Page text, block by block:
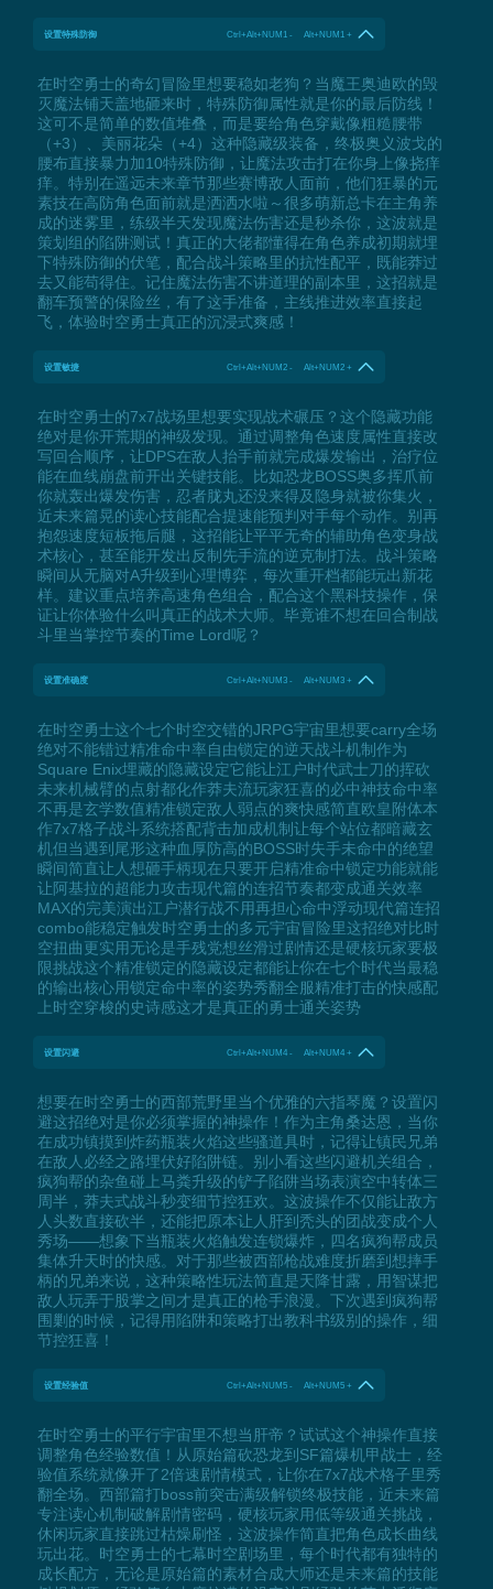
设置特殊防御 Ctrl+Alt+NUM1 - Alt+NUM1 +
在时空勇士的奇幻冒险里想要稳如老狗？当魔王奥迪欧的毁
灭魔法铺天盖地砸来时，特殊防御属性就是你的最后防线！
这可不是简单的数值堆叠，而是要给角色穿戴像粗糙腰带
（+3）、美丽花朵（+4）这种隐藏级装备，终极奥义波戈的
腰布直接暴力加10特殊防御，让魔法攻击打在你身上像挠痒
痒。特别在遥远未来章节那些赛博敌人面前，他们狂暴的元
素技在高防角色面前就是洒洒水啦～很多萌新总卡在主角养
成的迷雾里，练级半天发现魔法伤害还是秒杀你，这波就是
策划组的陷阱测试！真正的大佬都懂得在角色养成初期就埋
下特殊防御的伏笔，配合战斗策略里的抗性配平，既能莽过
去又能苟得住。记住魔法伤害不讲道理的副本里，这招就是
翻车预警的保险丝，有了这手准备，主线推进效率直接起
飞，体验时空勇士真正的沉浸式爽感！
设置敏捷 Ctrl+Alt+NUM2 - Alt+NUM2 +
在时空勇士的7x7战场里想要实现战术碾压？这个隐藏功能
绝对是你开荒期的神级发现。通过调整角色速度属性直接改
写回合顺序，让DPS在敌人抬手前就完成爆发输出，治疗位
能在血线崩盘前开出关键技能。比如恐龙BOSS奥多挥爪前
你就轰出爆发伤害，忍者胧丸还没来得及隐身就被你集火，
近未来篇晃的读心技能配合提速能预判对手每个动作。别再
抱怨速度短板拖后腿，这招能让平平无奇的辅助角色变身战
术核心，甚至能开发出反制先手流的逆克制打法。战斗策略
瞬间从无脑对A升级到心理博弈，每次重开档都能玩出新花
样。建议重点培养高速角色组合，配合这个黑科技操作，保
证让你体验什么叫真正的战术大师。毕竟谁不想在回合制战
斗里当掌控节奏的Time Lord呢？
设置准确度 Ctrl+Alt+NUM3 - Alt+NUM3 +
在时空勇士这个七个时空交错的JRPG宇宙里想要carry全场
绝对不能错过精准命中率自由锁定的逆天战斗机制作为
Square Enix埋藏的隐藏设定它能让江户时代武士刀的挥砍
未来机械臂的点射都化作莽夫流玩家狂喜的必中神技命中率
不再是玄学数值精准锁定敌人弱点的爽快感简直欧皇附体本
作7x7格子战斗系统搭配背击加成机制让每个站位都暗藏玄
机但当遇到尾形这种血厚防高的BOSS时失手未命中的绝望
瞬间简直让人想砸手柄现在只要开启精准命中锁定功能就能
让阿基拉的超能力攻击现代篇的连招节奏都变成通关效率
MAX的完美演出江户潜行战不用再担心命中浮动现代篇连招
combo能稳定触发时空勇士的多元宇宙冒险里这招绝对比时
空扭曲更实用无论是手残党想丝滑过剧情还是硬核玩家要极
限挑战这个精准锁定的隐藏设定都能让你在七个时代当最稳
的输出核心用锁定命中率的姿势秀翻全服精准打击的快感配
上时空穿梭的史诗感这才是真正的勇士通关姿势
设置闪避 Ctrl+Alt+NUM4 - Alt+NUM4 +
想要在时空勇士的西部荒野里当个优雅的六指琴魔？设置闪
避这招绝对是你必须掌握的神操作！作为主角桑达恩，当你
在成功镇摸到炸药瓶装火焰这些骚道具时，记得让镇民兄弟
在敌人必经之路埋伏好陷阱链。别小看这些闪避机关组合，
疯狗帮的杂鱼碰上马粪升级的铲子陷阱当场表演空中转体三
周半，莽夫式战斗秒变细节控狂欢。这波操作不仅能让敌方
人头数直接砍半，还能把原本让人肝到秃头的团战变成个人
秀场——想象下当瓶装火焰触发连锁爆炸，四名疯狗帮成员
集体升天时的快感。对于那些被西部枪战难度折磨到想摔手
柄的兄弟来说，这种策略性玩法简直是天降甘露，用智谋把
敌人玩弄于股掌之间才是真正的枪手浪漫。下次遇到疯狗帮
围剿的时候，记得用陷阱和策略打出教科书级别的操作，细
节控狂喜！
设置经验值 Ctrl+Alt+NUM5 - Alt+NUM5 +
在时空勇士的平行宇宙里不想当肝帝？试试这个神操作直接
调整角色经验数值！从原始篇砍恐龙到SF篇爆机甲战士，经
验值系统就像开了2倍速剧情模式，让你在7x7战术格子里秀
翻全场。西部篇打boss前突击满级解锁终极技能，近未来篇
专注读心机制破解剧情密码，硬核玩家用低等级通关挑战，
休闲玩家直接跳过枯燥刷怪，这波操作简直把角色成长曲线
玩出花。时空勇士的七幕时空剧场里，每个时代都有独特的
成长配方，无论是原始篇的素材合成大师还是未来篇的技能